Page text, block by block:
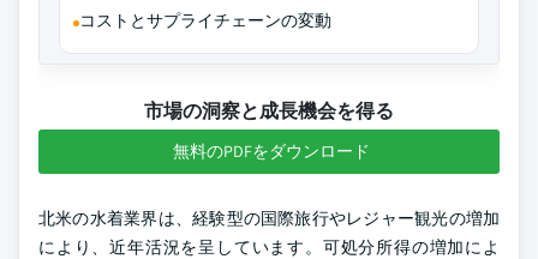
コストとサプライチェーンの変動
市場の洞察と成長機会を得る
無料のPDFをダウンロード
北米の水着業界は、経験型の国際旅行やレジャー観光の増加
により、近年活況を呈しています。可処分所得の増加によ